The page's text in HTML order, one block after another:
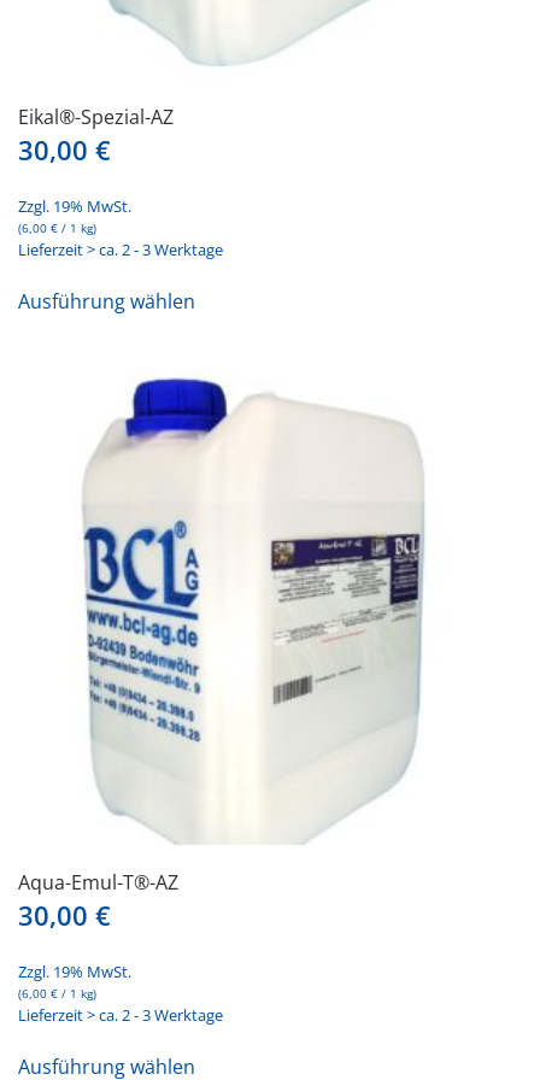
Eikal®-Spezial-AZ
30,00 €
Zzgl. 19% MwSt.
(6,00 € / 1 kg)
Lieferzeit > ca. 2 - 3 Werktage
Ausführung wählen
Varianten
auf.
auf
der
Produktseite
gewählt
werden
Aqua-Emul-T®-AZ
30,00 €
Zzgl. 19% MwSt.
(6,00 € / 1 kg)
Lieferzeit > ca. 2 - 3 Werktage
Ausführung wählen